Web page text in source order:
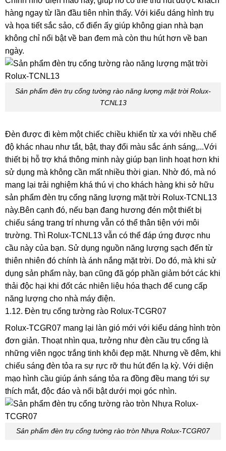
hàng ngay từ lần đầu tiên nhìn thấy. Với kiểu dáng hình trụ
và họa tiết sắc sảo, cổ điển ấy giúp không gian nhà bạn
không chỉ nổi bật về ban đem mà còn thu hút hơn về ban
ngày.
Sản phẩm đèn trụ cổng tường rào năng lượng mặt trời Rolux-
TCNL13
Đèn được đi kèm một chiếc chiều khiển từ xa với nhều chế
độ khác nhau như tắt, bật, thay đổi màu sắc ánh sáng,...Với
thiết bị hỗ trợ khá thông minh này giúp bạn linh hoạt hơn khi
sử dụng mà không cần mất nhiều thời gian. Nhờ đó, mà nó
mang lại trải nghiệm khá thú vị cho khách hàng khi sở hữu
sản phẩm đèn trụ cổng năng lượng mặt trời Rolux-TCNL13
này.Bên cạnh đó, nếu bạn đang hương đén một thiết bị
chiếu sáng trang trí nhưng vẫn có thể thân tiện với môi
trường. Thì Rolux-TCNL13 vẫn có thể đáp ứng được nhu
cầu này của bạn. Sử dụng nguồn năng lượng sạch đến từ
thiên nhiên đó chính là ánh nắng mặt trời. Do đó, mà khi sử
dụng sản phẩm này, bạn cũng đã góp phần giảm bớt các khi
thải độc hại khi đốt các nhiên liệu hóa thạch để cung cấp
năng lượng cho nhà máy điện.
1.12. Đèn trụ cổng tường rào Rolux-TCGR07
Rolux-TCGR07 mang lại làn gió mới với kiểu dáng hình tròn
đơn giản. Thoạt nhìn qua, tưởng như đèn cầu trụ cổng là
những viên ngọc trắng tinh khôi đẹp mặt. Nhưng về đêm, khi
chiếu sáng đèn tỏa ra sự rực rỡ thu hút đến lạ kỳ. Với diện
mạo hình cầu giúp ánh sáng tỏa ra đồng đều mang tới sự
thích mắt, độc đáo và nổi bật dưới mọi góc nhìn.
Sản phẩm đèn trụ cổng tường rào tròn Nhựa Rolux-TCGR07